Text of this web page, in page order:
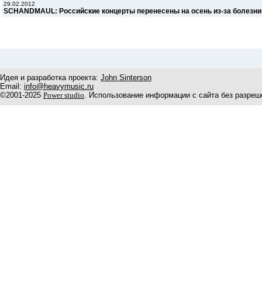
29.02.2012
SCHANDMAUL: Российские концерты перенесены на осень из-за
Идея и разработка проекта: John Sinterson
Email: info@heavymusic.ru
©2001-2025 Power studio. Использование информации с сайта без